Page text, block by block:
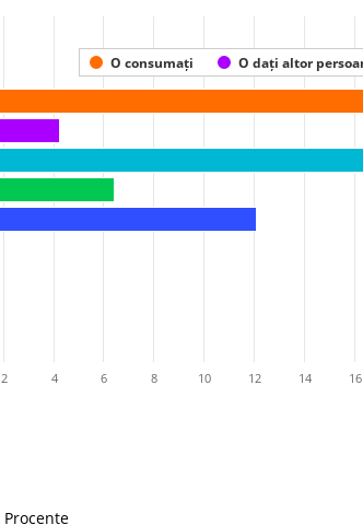
O consumați O dați altor
2 4 6 8 10 12 14 16
Procente